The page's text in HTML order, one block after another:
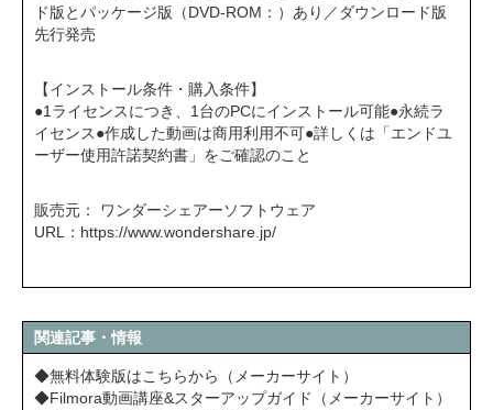
ド版とパッケージ版（DVD-ROM：）あり／ダウンロード版
先行発売
【インストール条件・購入条件】
●1ライセンスにつき、1台のPCにインストール可能●永続ラ
イセンス●作成した動画は商用利用不可●詳しくは「エンドユ
ーザー使用許諾契約書」をご確認のこと
販売元： ワンダーシェアーソフトウェア
URL： https://www.wondershare.jp/
関連記事・情報
◆無料体験版はこちらから（メーカーサイト）
◆Filmora動画講座&スターアップガイド（メーカーサイト）